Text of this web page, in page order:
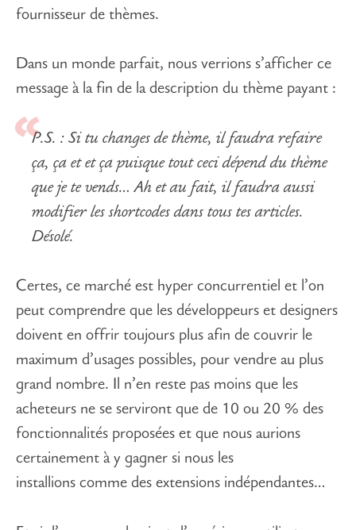
fournisseur de thèmes.
Dans un monde parfait, nous verrions s’afficher ce
message à la fin de la description du thème payant :
P.S. : Si tu changes de thème, il faudra refaire
ça, ça et et ça puisque tout ceci dépend du thème
que je te vends… Ah et au fait, il faudra aussi
modifier lesshortcodesdans tous tes articles.
Désolé.
Certes, ce marché est hyper concurrentiel et l’on
peut comprendre que les développeurs et designers
doivent en offrir toujours plus afin de couvrir le
maximum d’usages possibles, pour vendre au plus
grand nombre. Il n’en reste pas moins que les
acheteurs ne se serviront que de 10 ou 20 % des
fonctionnalités proposées et que nous aurions
certainement à y gagner si nous les
installions comme des extensions indépendantes…